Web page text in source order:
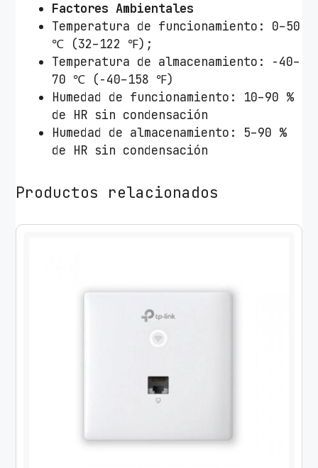
Factores Ambientales
Temperatura de funcionamiento: 0–50
℃ (32–122 ℉);
Temperatura de almacenamiento: -40–
70 ℃ (-40–158 ℉)
Humedad de funcionamiento: 10–90 %
de HR sin condensación
Humedad de almacenamiento: 5–90 %
de HR sin condensación
Productos relacionados